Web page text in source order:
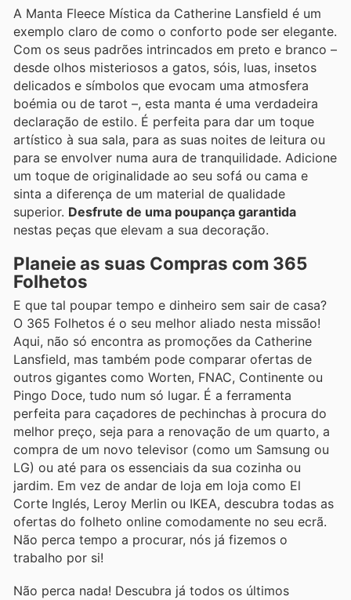
A Manta Fleece Mística da Catherine Lansfield é um
exemplo claro de como o conforto pode ser elegante.
Com os seus padrões intrincados em preto e branco –
desde olhos misteriosos a gatos, sóis, luas, insetos
delicados e símbolos que evocam uma atmosfera
boémia ou de tarot –, esta manta é uma verdadeira
declaração de estilo. É perfeita para dar um toque
artístico à sua sala, para as suas noites de leitura ou
para se envolver numa aura de tranquilidade. Adicione
um toque de originalidade ao seu sofá ou cama e
sinta a diferença de um material de qualidade
superior. Desfrute de uma poupança garantida
nestas peças que elevam a sua decoração.
Planeie as suas Compras com 365
Folhetos
E que tal poupar tempo e dinheiro sem sair de casa?
O 365 Folhetos é o seu melhor aliado nesta missão!
Aqui, não só encontra as promoções da Catherine
Lansfield, mas também pode comparar ofertas de
outros gigantes como Worten, FNAC, Continente ou
Pingo Doce, tudo num só lugar. É a ferramenta
perfeita para caçadores de pechinchas à procura do
melhor preço, seja para a renovação de um quarto, a
compra de um novo televisor (como um Samsung ou
LG) ou até para os essenciais da sua cozinha ou
jardim. Em vez de andar de loja em loja como El
Corte Inglés, Leroy Merlin ou IKEA, descubra todas as
ofertas do folheto online comodamente no seu ecrã.
Não perca tempo a procurar, nós já fizemos o
trabalho por si!
Não perca nada! Descubra já todos os últimos